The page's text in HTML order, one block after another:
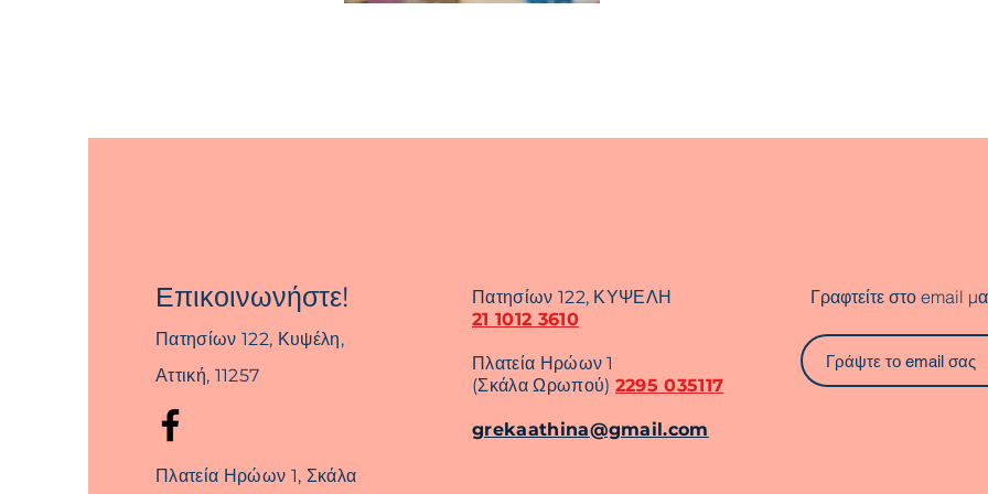
Επικοινωνήστε!
Πατησίων 122, Κυψέλη,
Αττική, 11257
Πλατεία Ηρώων 1, Σκάλα
Πατησίων 122, ΚΥΨΕΛΗ
21 1012 3610
Πλατεία Ηρώων 1
(Σκάλα Ωρωπού) 2295 035117
grekaathina@gmail.com
Γραφτείτε στο email